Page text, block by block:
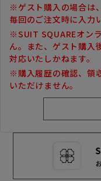
※ゲスト購入の場合は
毎回のご注文時に入力
※SUIT SQUAREオン
ん。また、ゲスト購入
対応いたしかねます。
※購入履歴の確認、領
いただけません。